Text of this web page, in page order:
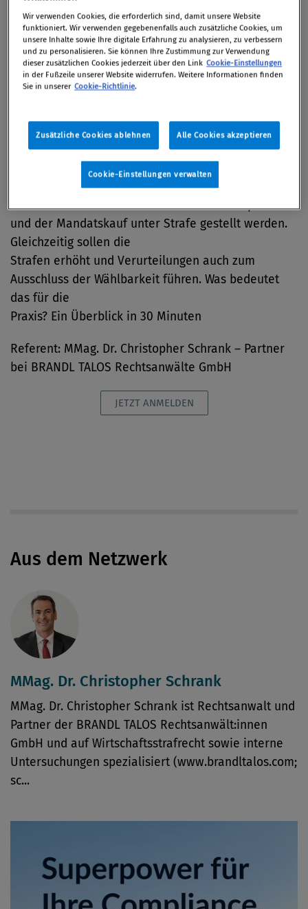
21. September 2023 / Compliance Solutions Day
2023
Entwurf des
Korruptionsstrafrechtsänderungsgesetzes 2023 vor,
das laut Regierung zu den strengsten der Welt
zählen soll. Resultierend aus den Verfahren rund
um das Ibiza-Video soll nun die Vorabkorruption
und der Mandatskauf unter Strafe gestellt werden.
Gleichzeitig sollen die
Strafen erhöht und Verurteilungen auch zum
Ausschluss der Wählbarkeit führen. Was bedeutet
das für die
Praxis? Ein Überblick in 30 Minuten
Referent: MMag. Dr. Christopher Schrank – Partner
bei BRANDL TALOS Rechtsanwälte GmbH
JETZT ANMELDEN
Aus dem Netzwerk
MMag. Dr. Christopher Schrank
MMag. Dr. Christopher Schrank ist Rechtsanwalt und
Partner der BRANDL TALOS Rechtsanwält:innen
GmbH und auf Wirtschaftsstrafrecht sowie interne
Untersuchungen spezialisiert (www.brandltalos.com;
sc...
Wir verwenden Cookies, die erforderlich sind, damit unsere Website
funktioniert. Wir verwenden gegebenenfalls auch zusätzliche Cookies, um
unsere Inhalte sowie Ihre digitale Erfahrung zu analysieren, zu verbessern
und zu personalisieren. Sie können Ihre Zustimmung zur Verwendung
dieser zusätzlichen Cookies jederzeit über den Link Cookie-Einstellungen
in der Fußzeile unserer Website widerrufen. Weitere Informationen finden
Sie in unserer Cookie-Richtlinie.
Zusätzliche Cookies ablehnen Alle Cookies akzeptieren
Cookie-Einstellungen verwalten